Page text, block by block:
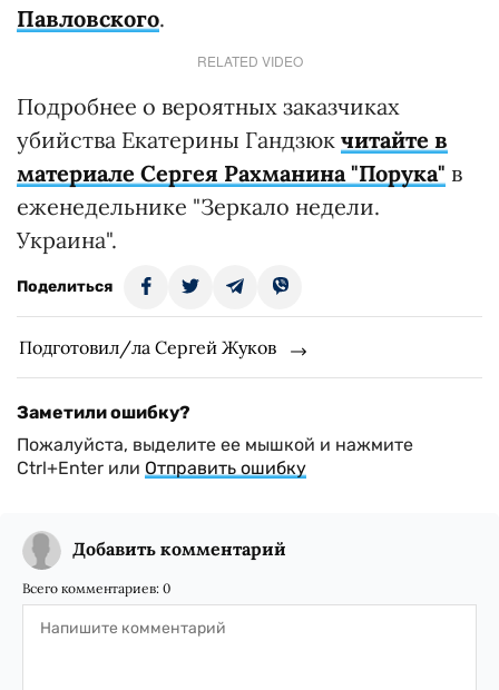
Павловского.
RELATED VIDEO
Подробнее о вероятных заказчиках
убийства Екатерины Гандзюк читайте в
материале Сергея Рахманина "Порука" в
еженедельнике "Зеркало недели.
Украина".
Поделиться
Подготовил/ла Сергей Жуков
Заметили ошибку?
Пожалуйста, выделите ее мышкой и нажмите
Ctrl+Enter или Отправить ошибку
Добавить комментарий
Всего комментариев: 0